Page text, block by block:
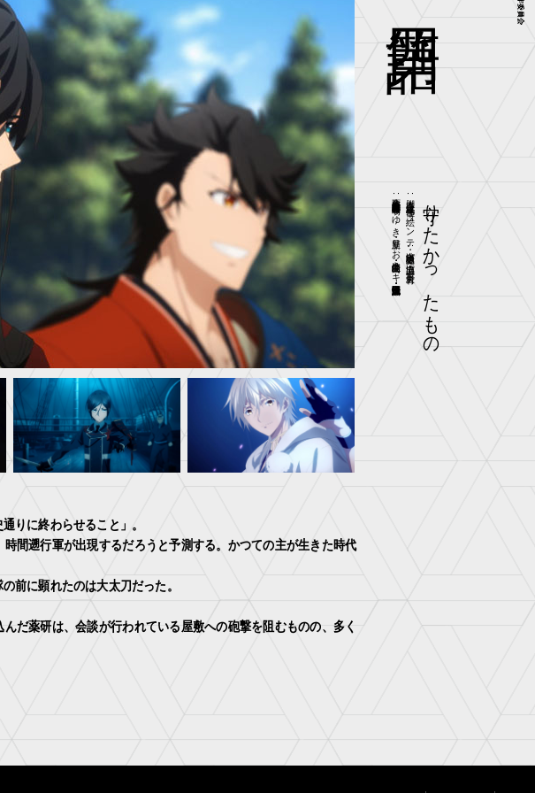
守りたかったもの
脚本:近藤 光・橘 千佳 絵コンテ・演出:栖原隆史 演出協力：下村晋矢
作画監督:内村瞳子・都築 萌・石塚みゆき・新里りお・塩島由佳・山崎ミキ・鬼澤佳代・瀬来由加子・河野悦隆
りに終わらせること」。
間遡行軍が出現するだろうと予測する。かつての主が生きた時代
前に顕れたのは大太刀だった。
だ薬研は、会談が行われている屋敷への砲撃を阻むものの、多く